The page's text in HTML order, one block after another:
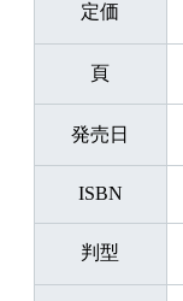
定価
頁
発売日
ISBN
判型